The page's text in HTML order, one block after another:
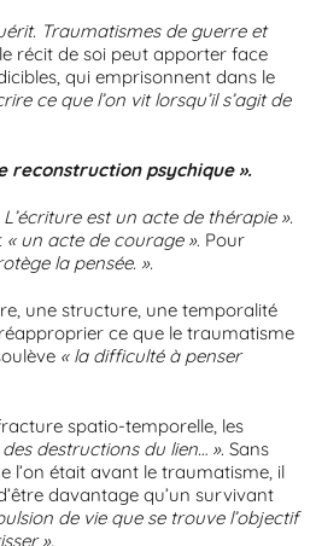
Traumatismes de guerre et
récit de soi peut apporter face
qui emprisonnent dans le
ce que l’on vit lorsqu’il s’agit de
reconstruction psychique ».
L’écriture est un acte de thérapie ».
« un acte de courage ». Pour
la pensée. ».
une structure, une temporalité
ce que le traumatisme
« la difficulté à penser
spatio-temporelle, les
des destructions du lien… ». Sans
l’on était avant le traumatisme, il
davantage qu’un survivant
de vie que se trouve l’objectif
».